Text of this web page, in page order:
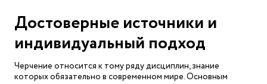
Достоверные источники и
индивидуальный подход
Черчение относится к тому ряду дисциплин, знание
которых обязательно в современном мире. Основным